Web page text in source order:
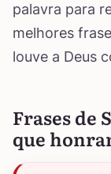
palavra para
melhores
louve a Deus
Frases de
que